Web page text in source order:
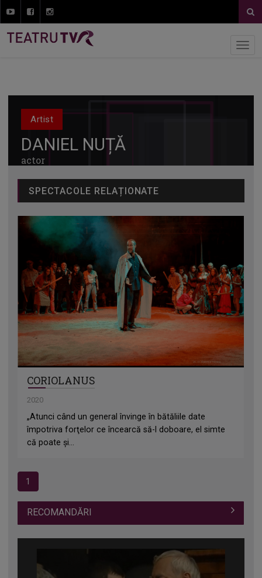
Artist
DANIEL NUȚĂ
actor
SPECTACOLE RELAȚIONATE
CORIOLANUS
2020
„Atunci când un general învinge în bătăliile date
împotriva forţelor ce încearcă să-l doboare, el simte
că poate şi...
1
RECOMANDĂRI